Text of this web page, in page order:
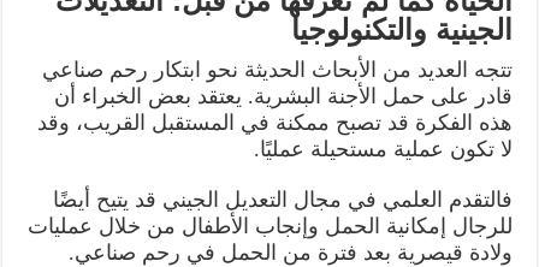
الجينية والتكنولوجيا
تتجه العديد من الأبحاث الحديثة نحو ابتكار رحم صناعي
قادر على حمل الأجنة البشرية. يعتقد بعض الخبراء أن
هذه الفكرة قد تصبح ممكنة في المستقبل القريب، وقد
لا تكون عملية مستحيلة عمليًا.
فالتقدم العلمي في مجال التعديل الجيني قد يتيح أيضًا
للرجال إمكانية الحمل وإنجاب الأطفال من خلال عمليات
ولادة قيصرية بعد فترة من الحمل في رحم صناعي.